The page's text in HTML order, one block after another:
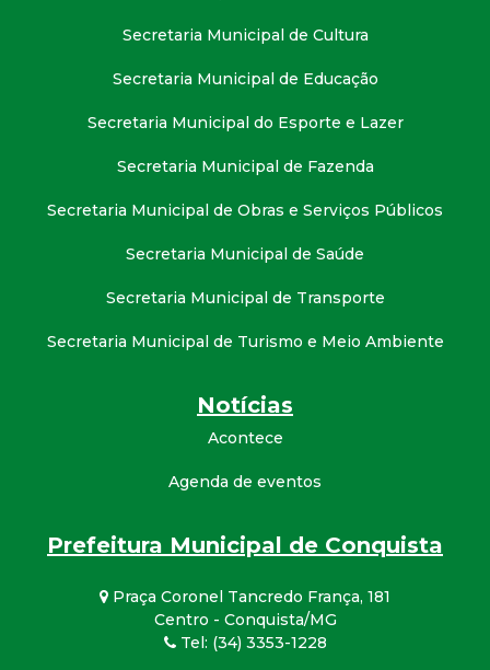
Secretaria Municipal de Cultura
Secretaria Municipal de Educação
Secretaria Municipal do Esporte e Lazer
Secretaria Municipal de Fazenda
Secretaria Municipal de Obras e Serviços Públicos
Secretaria Municipal de Saúde
Secretaria Municipal de Transporte
Secretaria Municipal de Turismo e Meio Ambiente
Notícias
Acontece
Agenda de eventos
Prefeitura Municipal de Conquista
Praça Coronel Tancredo França, 181
Centro - Conquista/MG
Tel: (34) 3353-1228